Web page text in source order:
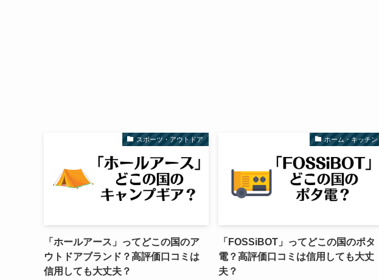
スポーツ・アウトドア
「ホールアース」ってどこの国のア
ウトドアブランド？高評価口コミは
信用しても大丈夫？
ホーム・キッチン
「FOSSiBOT」ってどこの国のポタ
電？高評価口コミは信用しても大丈
夫？